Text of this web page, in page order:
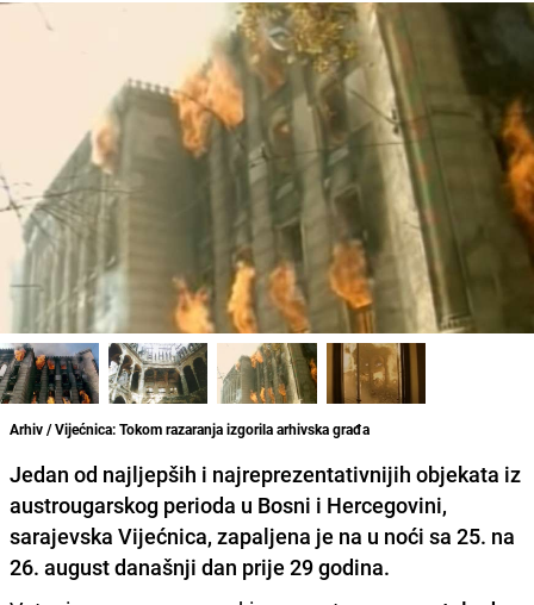
Arhiv / Vijećnica: Tokom razaranja izgorila arhivska građa
Jedan od najljepših i najreprezentativnijih objekata iz
austrougarskog perioda u Bosni i Hercegovini,
sarajevska Vijećnica, zapaljena je na u noći sa 25. na
26. august današnji dan prije 29 godina.